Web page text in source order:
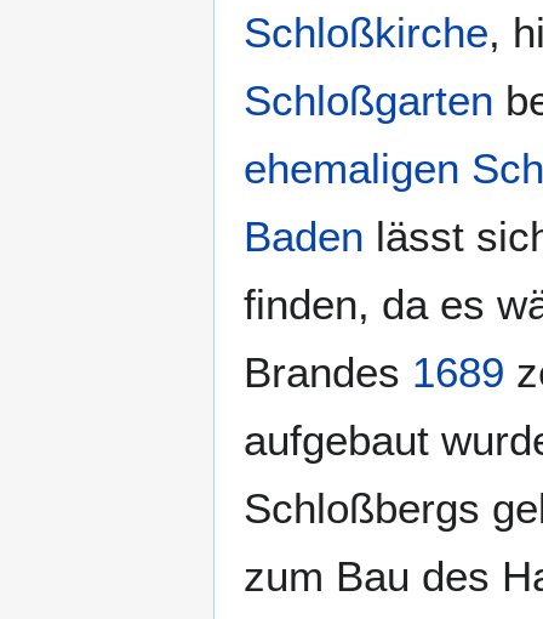
Schloßkirche,
Schloßgarten
ehemaligen
Baden lässt
finden, da es
Brandes 1689
aufgebaut
Schloßbergs
zum Bau des